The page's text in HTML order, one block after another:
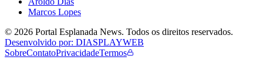
Marcos Lopes
© 2026 Portal Esplanada News. Todos os direitos reservados.
Desenvolvido por: DIASPLAYWEB
SobreContatoPrivacidadeTermos